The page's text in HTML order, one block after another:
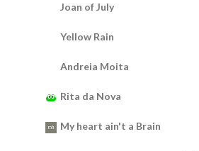
Joan of July
Yellow Rain
Andreia Moita
Rita da Nova
My heart ain't a Brain